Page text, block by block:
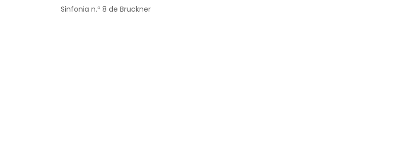
Sinfonia n.º 8 de Bruckner